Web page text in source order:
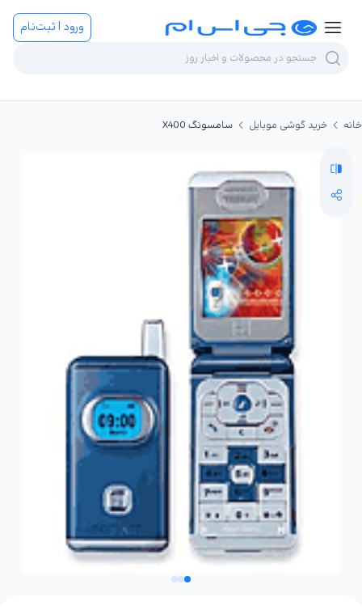
ورود | ثبت‌نام
خانه خرید گوشی موبایل سامسونگ X400